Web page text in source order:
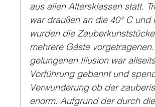
aus allen Altersklassen statt.
war draußen an die 40° C
wurden die
mehrere Gäste
gelungenen Illusion war
Vorführung gebannt und
Verwunderung ob der
enorm. Aufgrund der durch